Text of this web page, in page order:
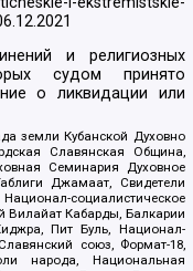
и религиозных
судом принято
о ликвидации или
земли Кубанской Духовно
Славянская Община,
Семинария Духовное
Джамаат, Свидетели
социалистическое
Вилайат Кабарды, Балкарии
Пит Буль, Национал-
союз, Формат-18,
народа, Национальная